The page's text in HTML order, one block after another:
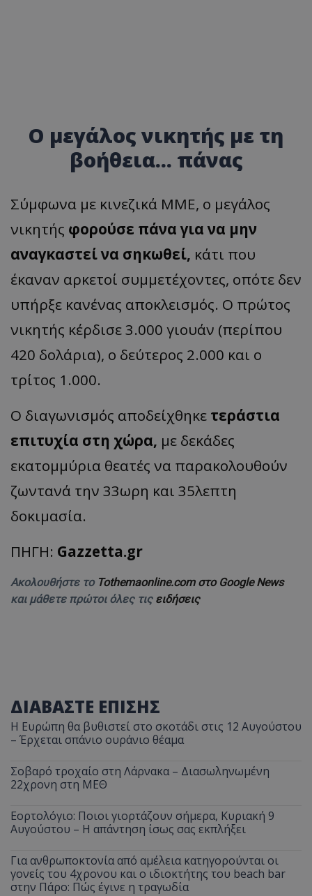
Ο μεγάλος νικητής με τη
βοήθεια... πάνας
Σύμφωνα με κινεζικά ΜΜΕ, ο μεγάλος
νικητής φορούσε πάνα για να μην
αναγκαστεί να σηκωθεί, κάτι που
έκαναν αρκετοί συμμετέχοντες, οπότε δεν
υπήρξε κανένας αποκλεισμός. Ο πρώτος
νικητής κέρδισε 3.000 γιουάν (περίπου
420 δολάρια), ο δεύτερος 2.000 και ο
τρίτος 1.000.
Ο διαγωνισμός αποδείχθηκε τεράστια
επιτυχία στη χώρα, με δεκάδες
εκατομμύρια θεατές να παρακολουθούν
ζωντανά την 33ωρη και 35λεπτη
δοκιμασία.
ΠΗΓΗ: Gazzetta.gr
Ακολουθήστε το Tothemaonline.com στο Google News
και μάθετε πρώτοι όλες τις ειδήσεις
ΔΙΑΒΑΣΤΕ ΕΠΙΣΗΣ
Η Ευρώπη θα βυθιστεί στο σκοτάδι στις 12 Αυγούστου
– Έρχεται σπάνιο ουράνιο θέαμα
Σοβαρό τροχαίο στη Λάρνακα – Διασωληνωμένη
22χρονη στη ΜΕΘ
Εορτολόγιο: Ποιοι γιορτάζουν σήμερα, Κυριακή 9
Αυγούστου – Η απάντηση ίσως σας εκπλήξει
Για ανθρωποκτονία από αμέλεια κατηγορούνται οι
γονείς του 4χρονου και ο ιδιοκτήτης του beach bar
στην Πάρο: Πώς έγινε η τραγωδία